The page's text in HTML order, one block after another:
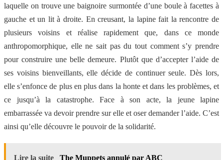
laquelle on trouve une baignoire surmontée d’une boule à facettes à
gauche et un lit à droite. En creusant, la lapine fait la rencontre de
plusieurs voisins et réalise rapidement que, dans ce monde
anthropomorphique, elle ne sait pas du tout comment s’y prendre
pour construire une belle demeure. Plutôt que d’accepter l’aide de
ses voisins bienveillants, elle décide de continuer seule. Dès lors,
elle s’enfonce de plus en plus dans la honte et dans les problèmes, et
ce jusqu’à la catastrophe. Face à son acte, la jeune lapine
embarrassée va devoir prendre sur elle et oser demander l’aide. C’est
ainsi qu’elle découvre le pouvoir de la solidarité.
Lire la suite The Muppets annulé par ABC